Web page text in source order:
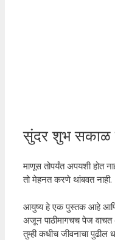
सुंदर शुभ सकाळ
माणूस तोपर्यंत अपयशी होत
तो मेहनत करणे थांबवत नाही.
आयुष्य हे एक पुस्तक आहे
अजून पाठीमागचच पेज
तुम्ही कधीच जीवनाचा पुढील